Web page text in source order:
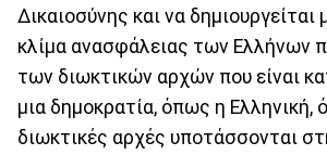
Δικαιοσύνης και να δημιουργείται
κλίμα ανασφάλειας των Ελλήνων
των διωκτικών αρχών που είναι
μια δημοκρατία, όπως η Ελληνική,
διωκτικές αρχές υποτάσσονται